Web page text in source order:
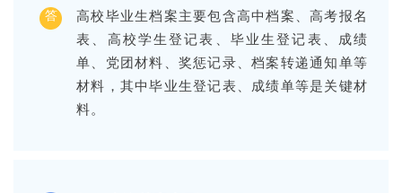
答
高校毕业生档案主要包含高中档案、高考报名
表、高校学生登记表、毕业生登记表、成绩
单、党团材料、奖惩记录、档案转递通知单等
材料，其中毕业生登记表、成绩单等是关键材
料。